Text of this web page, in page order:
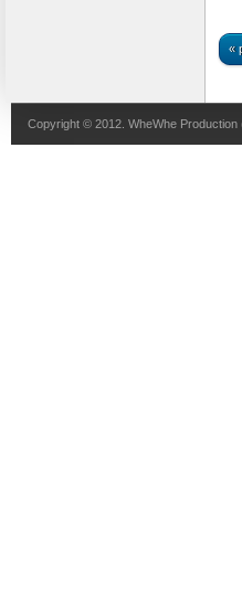
«
Copyright © 2012. WheWhe